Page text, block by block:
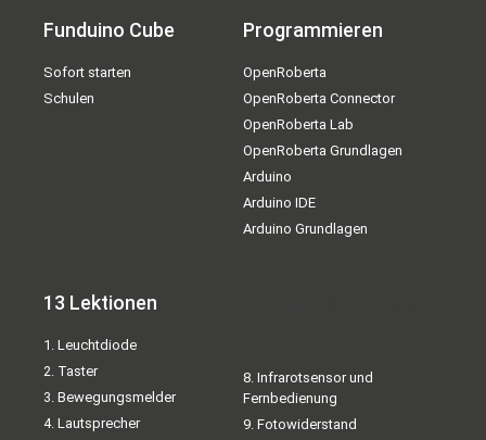
Funduino Cube
Sofort starten
Schulen
Programmieren
OpenRoberta
OpenRoberta Connector
OpenRoberta Lab
OpenRoberta Grundlagen
Arduino
Arduino IDE
Arduino Grundlagen
13 Lektionen
1. Leuchtdiode
2. Taster
3. Bewegungsmelder
4. Lautsprecher
8. Infrarotsensor und
Fernbedienung
9. Fotowiderstand